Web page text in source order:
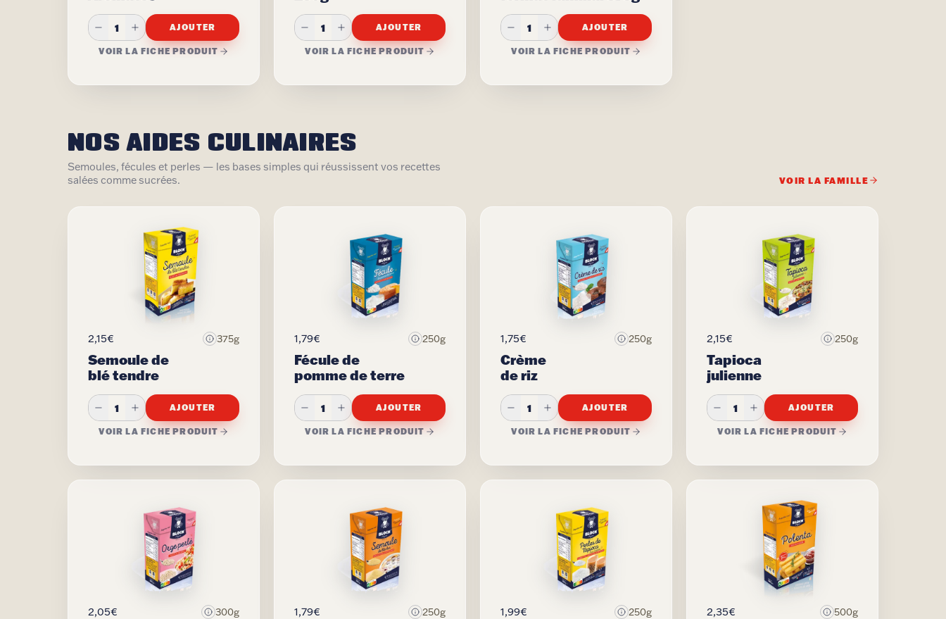
1 AJOUTER
VOIR LA FICHE PRODUIT
1 AJOUTER
VOIR LA FICHE PRODUIT
1 AJOUTER
VOIR LA FICHE PRODUIT
NOS AIDES CULINAIRES
Semoules, fécules et perles — les bases simples qui réussissent vos recettes
salées comme sucrées.
VOIR LA FAMILLE
2,15€ 375g
Semoule de
blé tendre
1 AJOUTER
VOIR LA FICHE PRODUIT
1,79€ 250g
Fécule de
pomme de terre
1 AJOUTER
VOIR LA FICHE PRODUIT
1,75€ 250g
Crème
de riz
1 AJOUTER
VOIR LA FICHE PRODUIT
2,15€ 250g
Tapioca
julienne
1 AJOUTER
VOIR LA FICHE PRODUIT
2,05€ 300g 1,79€ 250g 1,99€ 250g 2,35€ 500g